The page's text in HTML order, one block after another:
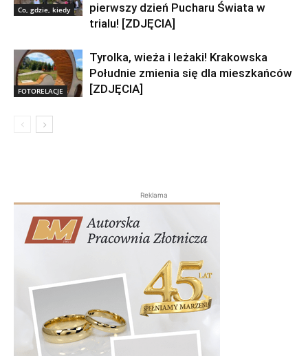
Co, gdzie, kiedy
pierwszy dzień Pucharu Świata w
trialu! [ZDJĘCIA]
FOTORELACJE
Tyrolka, wieża i leżaki! Krakowska
Południe zmienia się dla mieszkańców
[ZDJĘCIA]
Reklama